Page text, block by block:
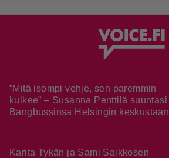
”Mitä isompi vehje, sen paremmin
kulkee” – Susanna Penttilä suuntasi
Bangbussinsa Helsingin keskustaan
Karita Tykän ja Sami Saikkosen